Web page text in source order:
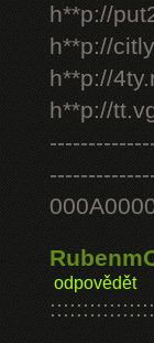
h**p://
h**p://
h**p://
h**p://
odpovědět